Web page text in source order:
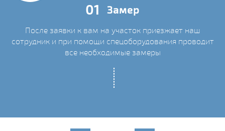
01 Замер
После заявки к вам на участок приезжает наш
сотрудник и при помощи спецоборудования проводит
все необходимые замеры